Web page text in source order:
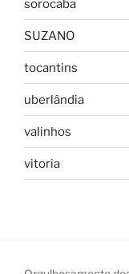
sorocaba
SUZANO
tocantins
uberlândia
valinhos
vitoria